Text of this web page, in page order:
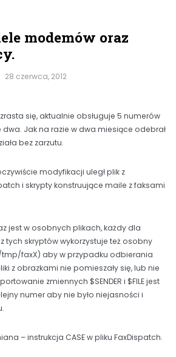
modemów oraz
28 czerwca, 2012
się, aktualnie obsługuje 5 numerów
Jak na razie w dwa miesiące odebrał
bez zarzutu.
modyfikacji uległ plik z
i skrypty konstruujące maile z faksami
jest w osobnych plikach, każdy dla
tych skryptów wykorzystuje też osobny
faxX) aby w przypadku odbierania
z obrazkami nie pomieszały się, lub nie
zmiennych $SENDER i $FILE jest
numer aby nie było niejasności i
– instrukcja CASE w pliku FaxDispatch.